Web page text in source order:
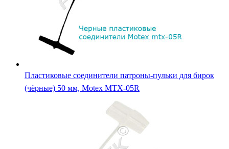
Пластиковые соединители патроны-пульки для бирок
(чёрные) 50 мм, Motex MTX-05R